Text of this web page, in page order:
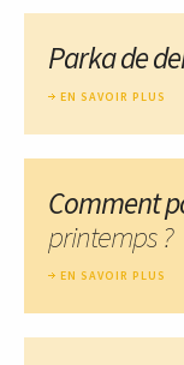
Parka de
EN SAVOIR PLUS
Comment
printemps ?
EN SAVOIR PLUS